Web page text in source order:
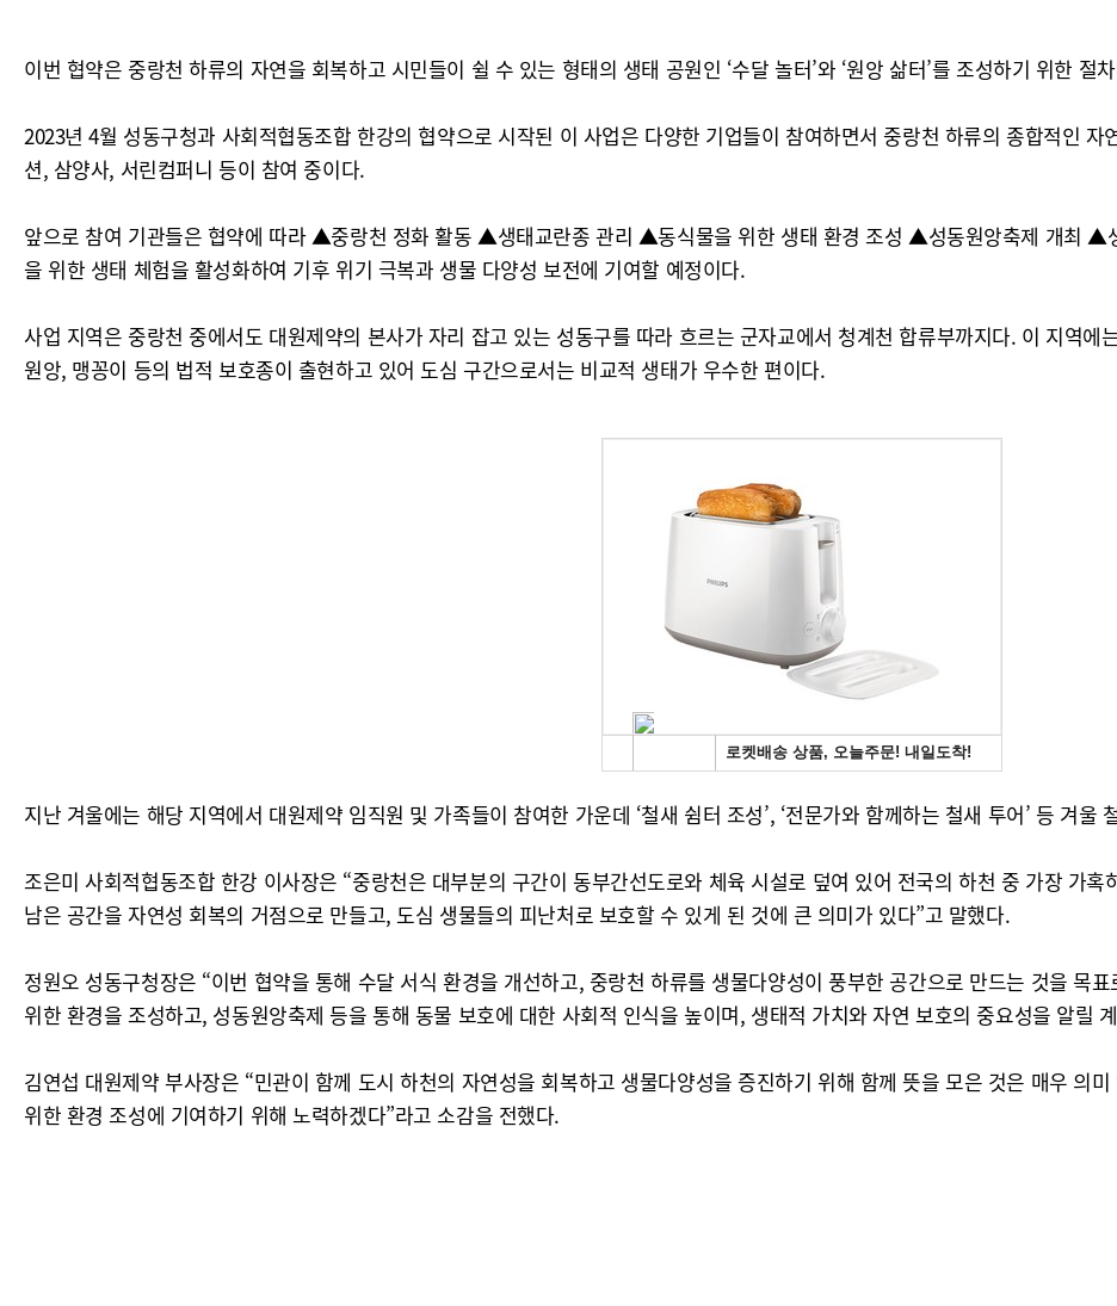
이번 협약은 중랑천 하류의 자연을 회복하고 시민들이 쉴 수 있는 형태의 생태 공원인 ‘수달 놀터’와 ‘원앙 삶터’를 조성하기 위한 절
2023년 4월 성동구청과 사회적협동조합 한강의 협약으로 시작된 이 사업은 다양한 기업들이 참여하면서 중랑천 하류의 종합적인
션, 삼양사, 서린컴퍼니 등이 참여 중이다.
앞으로 참여 기관들은 협약에 따라 ▲중랑천 정화 활동 ▲생태교란종 관리 ▲동식물을 위한 생태 환경 조성 ▲성동원앙축제 개최 ▲
을 위한 생태 체험을 활성화하여 기후 위기 극복과 생물 다양성 보전에 기여할 예정이다.
사업 지역은 중랑천 중에서도 대원제약의 본사가 자리 잡고 있는 성동구를 따라 흐르는 군자교에서 청계천 합류부까지다. 이 지역
원앙, 맹꽁이 등의 법적 보호종이 출현하고 있어 도심 구간으로서는 비교적 생태가 우수한 편이다.
지난 겨울에는 해당 지역에서 대원제약 임직원 및 가족들이 참여한 가운데 ‘철새 쉼터 조성’, ‘전문가와 함께하는 철새 투어’ 등 겨울
조은미 사회적협동조합 한강 이사장은 “중랑천은 대부분의 구간이 동부간선도로와 체육 시설로 덮여 있어 전국의 하천 중 가장 가
남은 공간을 자연성 회복의 거점으로 만들고, 도심 생물들의 피난처로 보호할 수 있게 된 것에 큰 의미가 있다”고 말했다.
정원오 성동구청장은 “이번 협약을 통해 수달 서식 환경을 개선하고, 중랑천 하류를 생물다양성이 풍부한 공간으로 만드는 것을 목
위한 환경을 조성하고, 성동원앙축제 등을 통해 동물 보호에 대한 사회적 인식을 높이며, 생태적 가치와 자연 보호의 중요성을 알릴
김연섭 대원제약 부사장은 “민관이 함께 도시 하천의 자연성을 회복하고 생물다양성을 증진하기 위해 함께 뜻을 모은 것은 매우 의
위한 환경 조성에 기여하기 위해 노력하겠다”라고 소감을 전했다.